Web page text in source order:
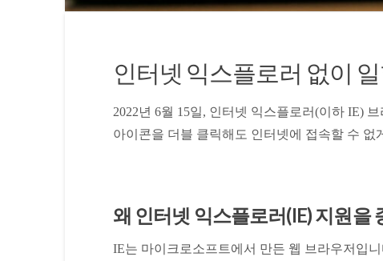
인터넷 익스플로러 없이
2022년 6월 15일, 인터넷 익스플로러(이하 IE)
아이콘을 더블 클릭해도 인터넷에 접속할 수
왜 인터넷 익스플로러(IE) 지원을
IE는 마이크로소프트에서 만든 웹 브라우저입